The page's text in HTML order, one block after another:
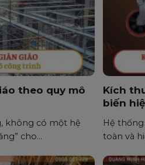
theo quy mô
không có một hệ
cho...
Kích
biến
Hệ
toàn và